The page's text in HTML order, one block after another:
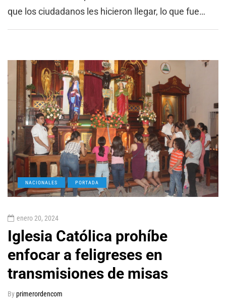
que los ciudadanos les hicieron llegar, lo que fue…
NACIONALES PORTADA
enero 20, 2024
Iglesia Católica prohíbe
enfocar a feligreses en
transmisiones de misas
Byprimerordencom